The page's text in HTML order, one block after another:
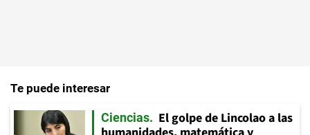
Te puede interesar
Ciencias
El golpe de Lincolao a las